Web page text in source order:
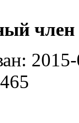
член